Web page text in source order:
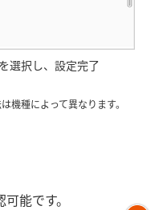
選択し、設定完了
機種によって異なります。
能です。